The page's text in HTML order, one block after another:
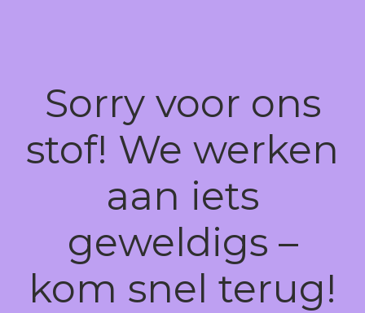
Sorry voor ons
stof! We werken
aan iets
geweldigs –
kom snel terug!